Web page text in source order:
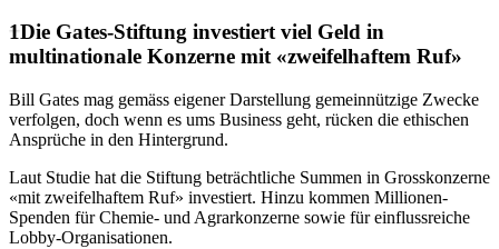
Die Gates-Stiftung investiert viel Geld in
multinationale Konzerne mit «zweifelhaftem Ruf»
Bill Gates mag gemäss eigener Darstellung gemeinnützige Zwecke
verfolgen, doch wenn es ums Business geht, rücken die ethischen
Ansprüche in den Hintergrund.
Laut Studie hat die Stiftung beträchtliche Summen in Grosskonzerne
«mit zweifelhaftem Ruf» investiert. Hinzu kommen Millionen-
Spenden für Chemie- und Agrarkonzerne sowie für einflussreiche
Lobby-Organisationen.